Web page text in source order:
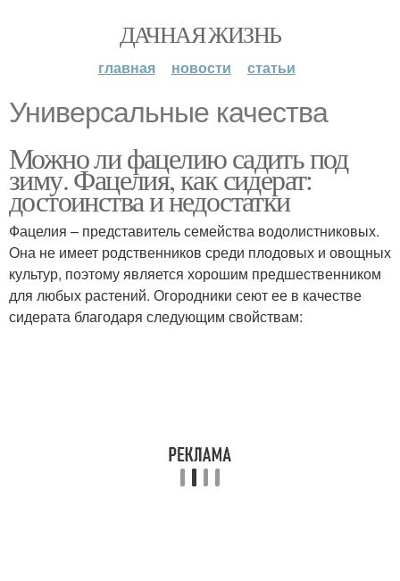
ДАЧНАЯ ЖИЗНЬ
главная новости статьи
Универсальные качества
Можно ли фацелию садить под
зиму. Фацелия, как сидерат:
достоинства и недостатки
Фацелия – представитель семейства водолистниковых.
Она не имеет родственников среди плодовых и овощных
культур, поэтому является хорошим предшественником
для любых растений. Огородники сеют ее в качестве
сидерата благодаря следующим свойствам: